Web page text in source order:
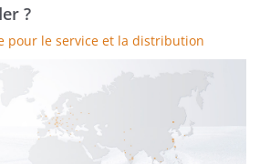
?
pour le service et la distribution